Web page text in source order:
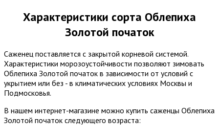
Характеристики сорта Облепиха
Золотой початок
Саженец поставляется с закрытой корневой системой.
Характеристики морозоустойчивости позволяют зимовать
Облепиха Золотой початок в зависимости от условий с
укрытием или без - в климатических условиях Москвы и
Подмосковья.
В нашем интернет-магазине можно купить саженцы Облепиха
Золотой початок следующего возраста: